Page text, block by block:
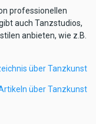
professionellen
auch Tanzstudios,
anbieten, wie z.B.
über Tanzkunst
über Tanzkunst